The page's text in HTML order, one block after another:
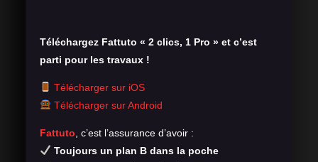
Téléchargez Fattuto « 2 clics, 1 Pro » et c’est
parti pour les travaux !
Télécharger sur iOS
Télécharger sur Android
Fattuto , c’est l’assurance d’avoir :
Toujours un plan B dans la poche